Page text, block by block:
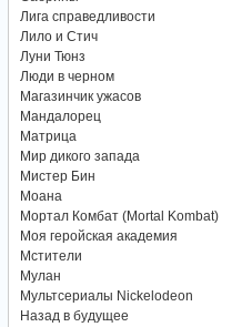
Лига справедливости
Лило и Стич
Луни Тюнз
Люди в черном
Магазинчик ужасов
Мандалорец
Матрица
Мир дикого запада
Мистер Бин
Моана
Мортал Комбат (Mortal Kombat)
Моя геройская академия
Мстители
Мулан
Мультсериалы Nickelodeon
Назад в будущее